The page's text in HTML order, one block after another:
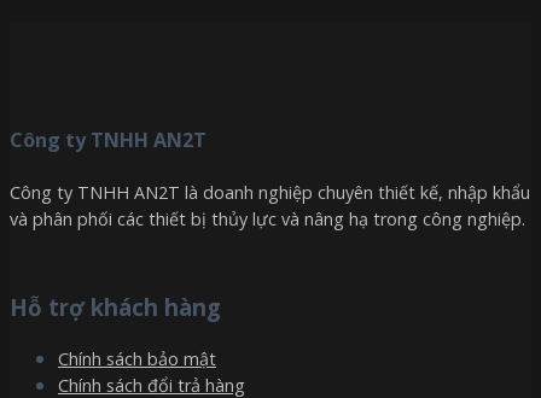
Công ty TNHH AN2T
Công ty TNHH AN2T là doanh nghiệp chuyên thiết kế, nhập khẩu
và phân phối các thiết bị thủy lực và nâng hạ trong công nghiệp.
Hỗ trợ khách hàng
Chính sách bảo mật
Chính sách đổi trả hàng